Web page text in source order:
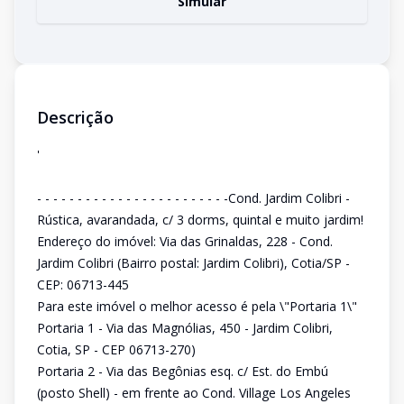
Descrição
'
- - - - - - - - - - - - - - - - - - - - - - - -Cond. Jardim Colibri -
Rústica, avarandada, c/ 3 dorms, quintal e muito jardim!
Endereço do imóvel: Via das Grinaldas, 228 - Cond.
Jardim Colibri (Bairro postal: Jardim Colibri), Cotia/SP -
CEP: 06713-445
Para este imóvel o melhor acesso é pela \"Portaria 1\"
Portaria 1 - Via das Magnólias, 450 - Jardim Colibri,
Cotia, SP - CEP 06713-270)
Portaria 2 - Via das Begônias esq. c/ Est. do Embú
(posto Shell) - em frente ao Cond. Village Los Angeles